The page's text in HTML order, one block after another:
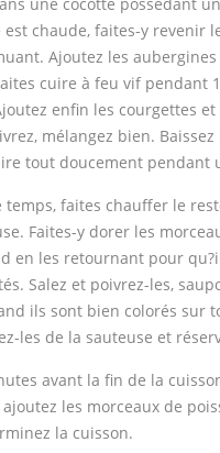
est chaude, faites-y revenir
Ajoutez les aubergines
cuire à feu vif pendant
enfin les courgettes
mélangez bien.
tout doucement pendant
temps, faites chauffer le
Faites-y dorer les
en les retournant pour
Salez et poivrez-les,
ils sont bien colorés sur
les de la sauteuse et
avant la fin de la
les morceaux de
la cuisson.